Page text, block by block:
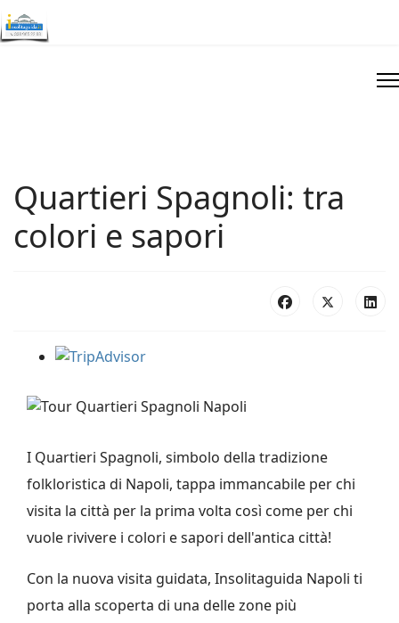
Quartieri Spagnoli: tra
colori e sapori
I Quartieri Spagnoli, simbolo della tradizione
folkloristica di Napoli, tappa immancabile per chi
visita la città per la prima volta così come per chi
vuole rivivere i colori e sapori dell'antica città!
Con la nuova visita guidata, Insolitaguida Napoli ti
porta alla scoperta di una delle zone più